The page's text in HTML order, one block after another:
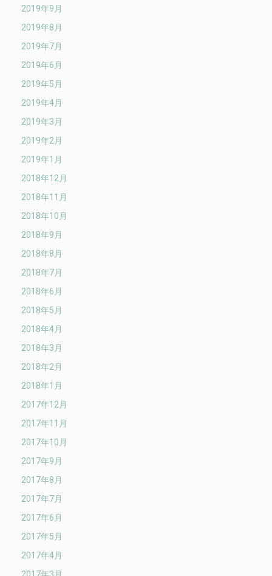
2019年9月
2019年8月
2019年7月
2019年6月
2019年5月
2019年4月
2019年3月
2019年2月
2019年1月
2018年12月
2018年11月
2018年10月
2018年9月
2018年8月
2018年7月
2018年6月
2018年5月
2018年4月
2018年3月
2018年2月
2018年1月
2017年12月
2017年11月
2017年10月
2017年9月
2017年8月
2017年7月
2017年6月
2017年5月
2017年4月